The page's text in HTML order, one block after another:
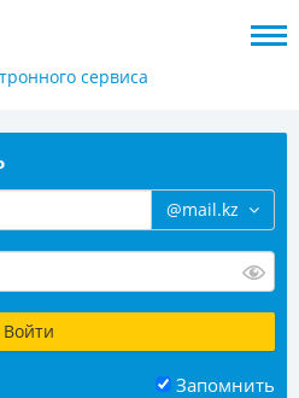
сервиса
@mail.kz
Запомнить